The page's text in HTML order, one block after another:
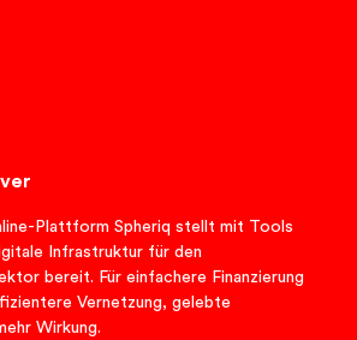
Plattform Spheriq stellt mit Tools
Infrastruktur für den
bereit. Für einfachere Finanzierung
Vernetzung, gelebte
Wirkung.